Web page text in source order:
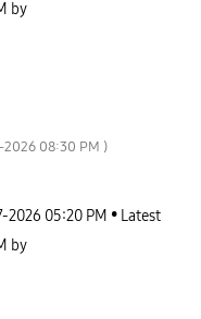
by
2026 08:30 PM )
2026 05:20 PM
Latest
by